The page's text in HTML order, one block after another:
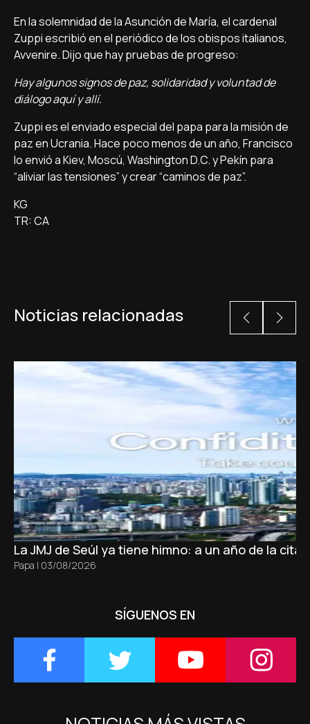
En la solemnidad de la Asunción de María, el cardenal
Zuppi escribió en el periódico de los obispos italianos,
Avvenire. Dijo que hay pruebas de progreso:
Hay algunos signos de paz, solidaridad y voluntad de
diálogo aquí y allí.
Zuppi es el enviado especial del papa para la misión de
paz en Ucrania. Hace poco menos de un año, Francisco
lo envió a Kiev, Moscú, Washington D.C. y Pekín para
“aliviar las tensiones” y crear “caminos de paz”.
KG
TR: CA
Noticias relacionadas
La JMJ de Seúl ya tiene himno: a un año de la
Papa | 03/08/2026
SÍGUENOS EN